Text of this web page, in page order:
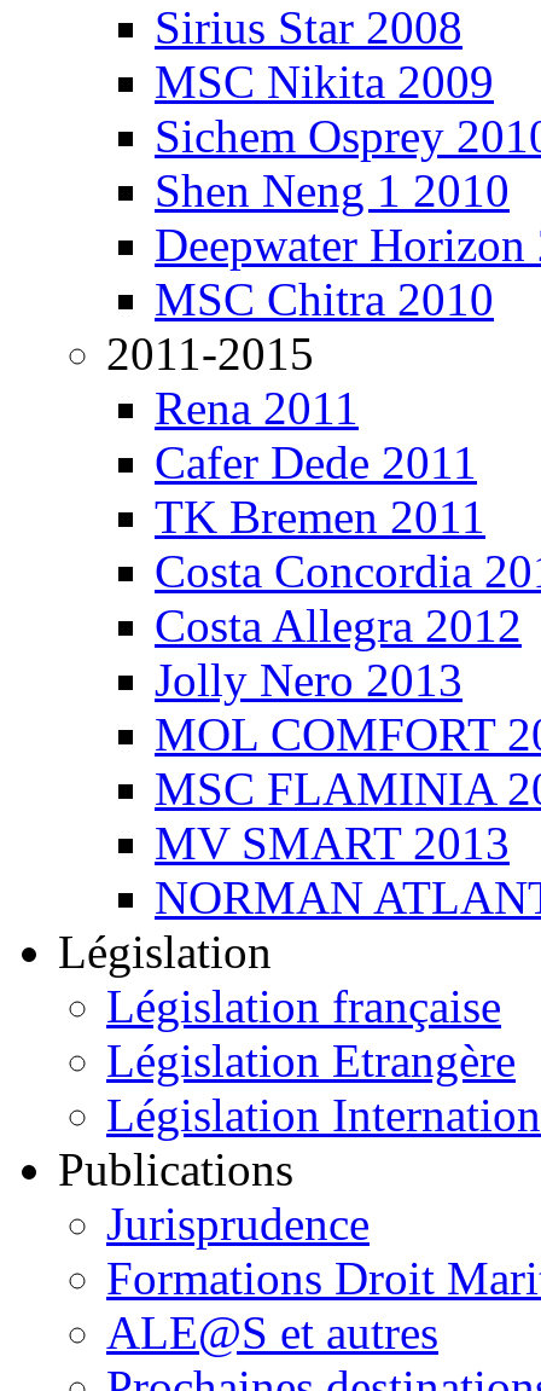
Sirius Star 2008
MSC Nikita 2009
Sichem Osprey
Shen Neng 1 2010
Deepwater Horizon
MSC Chitra 2010
2011-2015
Rena 2011
Cafer Dede 2011
TK Bremen 2011
Costa Concordia
Costa Allegra 2012
Jolly Nero 2013
MOL COMFORT
MSC FLAMINIA
MV SMART 2013
NORMAN
Législation
Législation française
Législation Etrangère
Législation
Publications
Jurisprudence
Formations Droit
ALE@S et autres